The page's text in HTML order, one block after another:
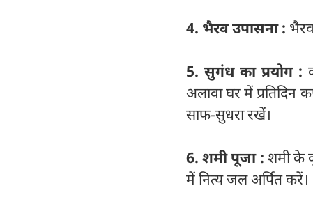
4. भैरव उपासना :
5. सुगंध का प्रयोग :
अलावा घर में प्रतिदिन
साफ-सुधरा रखें।
6. शमी पूजा : शमी के
में नित्य जल अर्पित करें।